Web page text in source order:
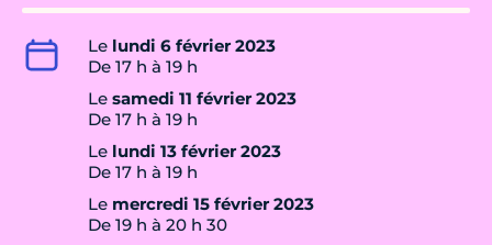
Le lundi 6 février 2023
De 17 h à 19 h
Le samedi 11 février 2023
De 17 h à 19 h
Le lundi 13 février 2023
De 17 h à 19 h
Le mercredi 15 février 2023
De 19 h à 20 h 30